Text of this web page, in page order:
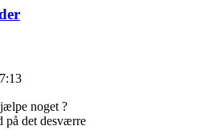
noget ?
på det desværre